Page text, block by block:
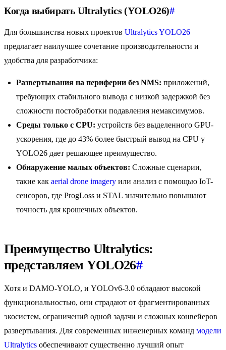
Когда выбирать Ultralytics (YOLO26)#
Для большинства новых проектов Ultralytics YOLO26
предлагает наилучшее сочетание производительности и
удобства для разработчика:
Развертывания на периферии без NMS: приложений,
требующих стабильного вывода с низкой задержкой без
сложности постобработки подавления немаксимумов.
Среды только с CPU: устройств без выделенного GPU-
ускорения, где до 43% более быстрый вывод на CPU у
YOLO26 дает решающее преимущество.
Обнаружение малых объектов: Сложные сценарии,
такие как aerial drone imagery или анализ с помощью IoT-
сенсоров, где ProgLoss и STAL значительно повышают
точность для крошечных объектов.
Преимущество Ultralytics:
представляем YOLO26#
Хотя и DAMO-YOLO, и YOLOv6-3.0 обладают высокой
функциональностью, они страдают от фрагментированных
экосистем, ограничений одной задачи и сложных конвейеров
развертывания. Для современных инженерных команд модели
Ultralytics обеспечивают существенно лучший опыт